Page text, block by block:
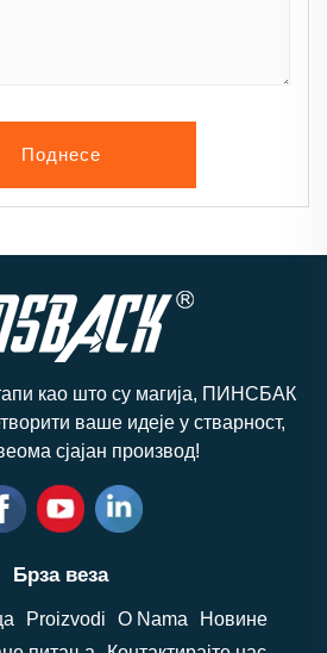
Поднесе
као што су магија, ПИНСБАК
ваше идеје у стварност,
сјајан производ!
Брза веза
Proizvodi O Nama
Новине